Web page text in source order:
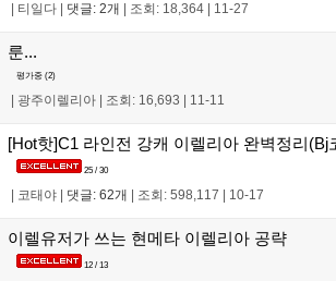
티일다 댓글: 2개 조회: 18,364 11-27
룬...
평가중 (2)
| 광주이렐리아 | 조회: 16,693 | 11-11
[Hot핫]C1 라인전 강캐 이렐리아 완벽정리(Bj
25 / 30
코태야 댓글: 62개 조회: 598,117 10-17
이렐유저가 쓰는 현메타 이렐리아 공략
12 / 13